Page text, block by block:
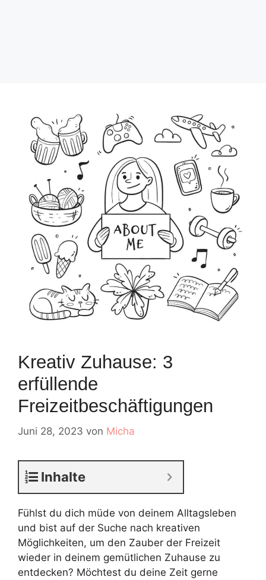
Kreativ Zuhause: 3
erfüllende
Freizeitbeschäftigungen
Juni 28, 2023 von Micha
Inhalte
Fühlst du dich müde von deinem Alltagsleben
und bist auf der Suche nach kreativen
Möglichkeiten, um den Zauber der Freizeit
wieder in deinem gemütlichen Zuhause zu
entdecken? Möchtest du deine Zeit gerne